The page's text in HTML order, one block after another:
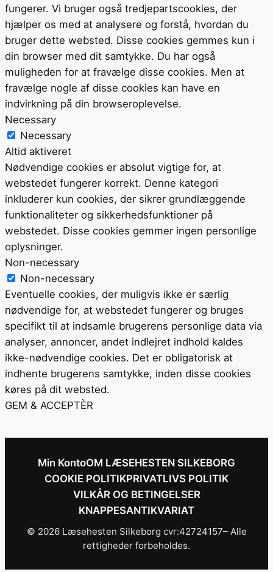
fungerer. Vi bruger også tredjepartscookies, der
hjælper os med at analysere og forstå, hvordan du
bruger dette websted. Disse cookies gemmes kun i
din browser med dit samtykke. Du har også
muligheden for at fravælge disse cookies. Men at
fravælge nogle af disse cookies kan have en
indvirkning på din browseroplevelse.
Necessary
Necessary
Altid aktiveret
Nødvendige cookies er absolut vigtige for, at
webstedet fungerer korrekt. Denne kategori
inkluderer kun cookies, der sikrer grundlæggende
funktionaliteter og sikkerhedsfunktioner på
webstedet. Disse cookies gemmer ingen personlige
oplysninger.
Non-necessary
Non-necessary
Eventuelle cookies, der muligvis ikke er særlig
nødvendige for, at webstedet fungerer og bruges
specifikt til at indsamle brugerens personlige data via
analyser, annoncer, andet indlejret indhold kaldes
ikke-nødvendige cookies. Det er obligatorisk at
indhente brugerens samtykke, inden disse cookies
køres på dit websted.
GEM & ACCEPTÈR
Min KontoOM LÆSEHESTEN SILKEBORG
COOKIE POLITIKPRIVATLIVS POLITIK
VILKÅR OG BETINGELSER
KNAPPESANTIKVARIAT
© 2026 Læsehesten Silkeborg cvr:42724157– Alle
rettigheder forbeholdes.